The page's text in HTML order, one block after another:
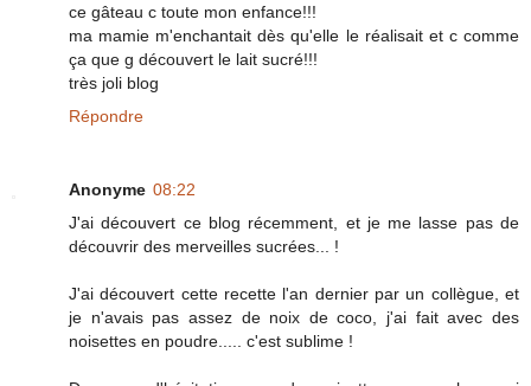
ce gâteau c toute mon enfance!!!
ma mamie m'enchantait dès qu'elle le réalisait et c comme
ça que g découvert le lait sucré!!!
très joli blog
Répondre
Anonyme 08:22
J'ai découvert ce blog récemment, et je me lasse pas de
découvrir des merveilles sucrées... !
J'ai découvert cette recette l'an dernier par un collègue, et
je n'avais pas assez de noix de coco, j'ai fait avec des
noisettes en poudre..... c'est sublime !